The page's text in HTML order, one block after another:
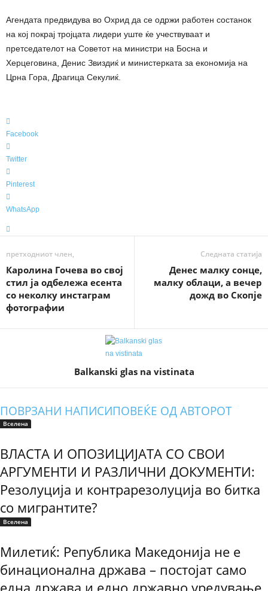
Агендата предвидува во Охрид да се одржи работен состанок
на кој покрај тројцата лидери уште ќе учествуваат и
претседателот на Советот на министри на Босна и
Херцеговина, Денис Звиздиќ и министерката за економија на
Црна Гора, Драгица Секулиќ.
Facebook
Twitter
Pinterest
WhatsApp
претходниот член,
Каролина Гочева во свој
стил ја одбележа есента
со неколку инстаграм
фотографии
Следната статија
Денес малку сонце,
малку облаци, а вечер
дожд во Скопје
Balkanski glas na vistinata
ПОВРЗАНИ НАПИСИПОВЕЌЕ ОД АВТОРОТ
Вселена
ВЛАСТА И ОПОЗИЦИЈАТА СО СВОИ
АРГУМЕНТИ И РАЗЛИЧНИ ДОКУМЕНТИ:
Резолуција и контрарезолуција во битка
со мигрантите?
Вселена
Милетиќ: Република Македонија не е
бинационална држава – постојат само
една држава и едно државно уредување